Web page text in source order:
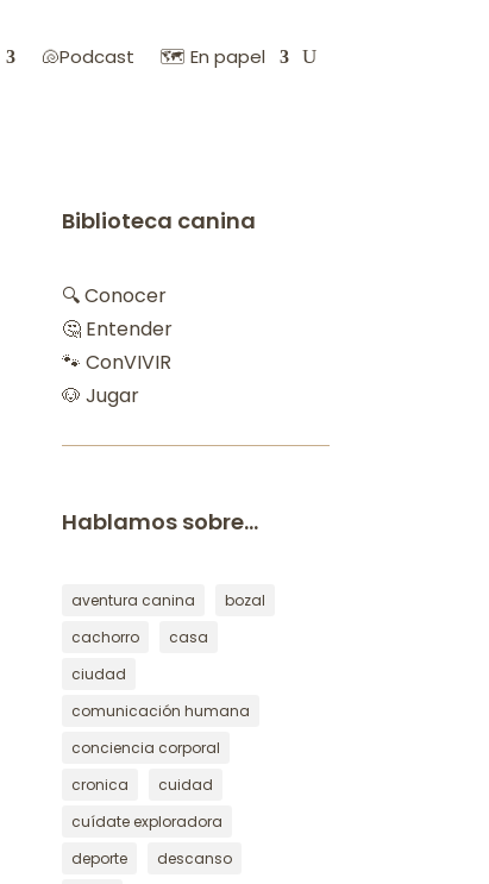
🐚Podcast 🗺️ En papel
Biblioteca canina
🔍 Conocer
🤔 Entender
🐾 ConVIVIR
🐶 Jugar
Hablamos sobre…
aventura canina
bozal
cachorro
casa
ciudad
comunicación humana
conciencia corporal
cronica
cuidad
cuídate exploradora
deporte
descanso